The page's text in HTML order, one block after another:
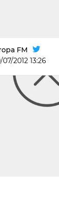
FM
07/2012 13:26